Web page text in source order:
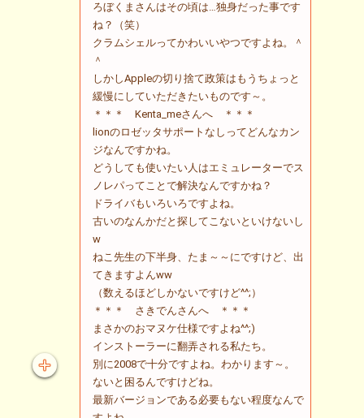
ろぼくまさんはその頃は…独身だった事です
ね？（笑）
クラムシェルってかわいいやつですよね。＾
＾
しかしAppleの切り捨て政策はもうちょっと
緩慢にしていただきたいものです～。
＊＊＊ Kenta_meさんへ ＊＊＊
lionのロゼッタサポートなしってどんなカン
ジなんですかね。
どうしても使いたい人はエミュレーターでス
ノレパってことで解決なんですかね？
ドライバもいろいろですよね。
古いのなんかだと探してこないといけないし
w
ねこ先生の下半身、たま～～にですけど、出
てきますよんww
（数えるほどしかないですけど^^;）
＊＊＊ さきでんさんへ ＊＊＊
まさかのおマヌケ仕様ですよね^^;)
インストーラーに翻弄される私たち。
別に2008で十分ですよね。わかります～。
ないと困るんですけどね。
最新バージョンである必要もない程度なんで